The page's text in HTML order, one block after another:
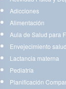
Adicciones
Alimentación
Aula de Salud para
Envejecimiento
Lactancia materna
Pediatría
Planificación